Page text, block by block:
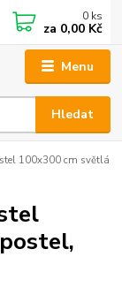
Menu
Hledat
0 ks
za 0,00 Kč
100x300 cm světlá